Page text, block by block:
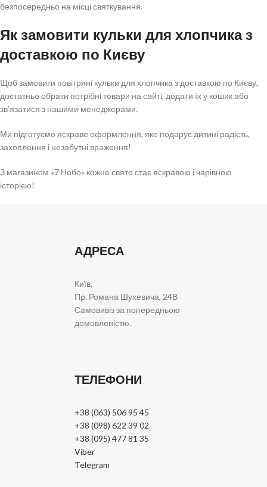
безпосередньо на місці святкування.
Як замовити кульки для хлопчика з
доставкою по Києву
Щоб замовити повітряні кульки для хлопчика з доставкою по Києву,
достатньо обрати потрібні товари на сайті, додати їх у кошик або
зв’язатися з нашими менеджерами.
Ми підготуємо яскраве оформлення, яке подарує дитині радість,
захоплення і незабутні враження!
З магазином «7 Небо» кожне свято стає яскравою і чарівною
історією!
АДРЕСА
Київ,
Пр. Романа Шухевича, 24В
Самовивіз за попередньою
домовленістю.
ТЕЛЕФОНИ
+38 (063) 506 95 45
+38 (098) 622 39 02
+38 (095) 477 81 35
Viber
Telegram